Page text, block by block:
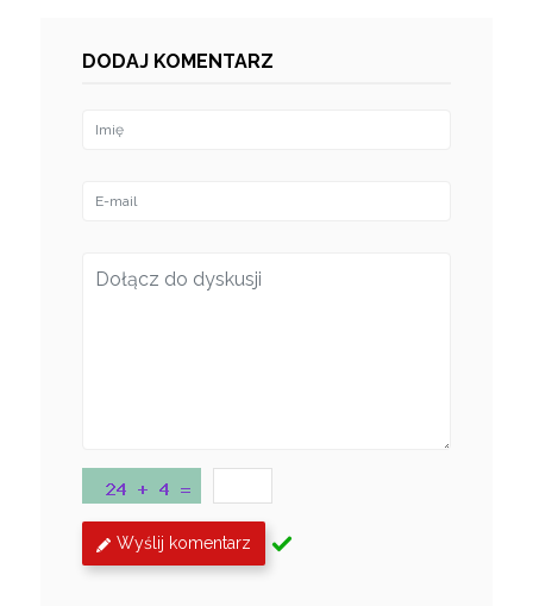
DODAJ KOMENTARZ
Wyślij komentarz